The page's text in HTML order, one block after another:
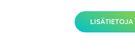
LISÄTIETOJA